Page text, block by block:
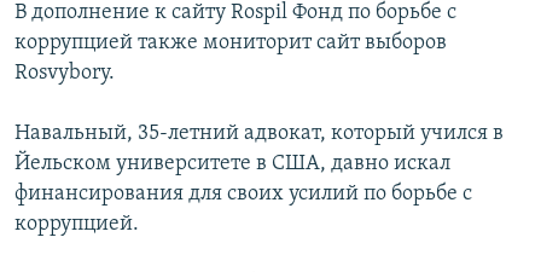
В дополнение к сайту Rospil Фонд по борьбе с
коррупцией также мониторит сайт выборов
Rosvybory.
Навальный, 35-летний адвокат, который учился в
Йельском университете в США, давно искал
финансирования для своих усилий по борьбе с
коррупцией.